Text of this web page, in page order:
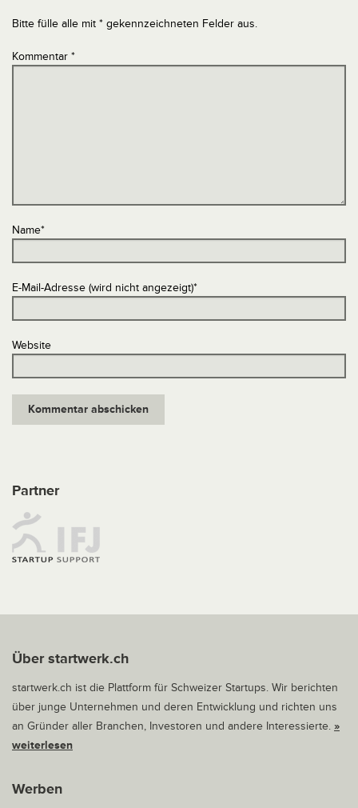
Bitte fülle alle mit * gekennzeichneten Felder aus.
Kommentar *
Name*
E-Mail-Adresse (wird nicht angezeigt)*
Website
Partner
Über startwerk.ch
startwerk.ch ist die Plattform für Schweizer Startups. Wir berichten
über junge Unternehmen und deren Entwicklung und richten uns
an Gründer aller Branchen, Investoren und andere Interessierte. »
weiterlesen
Werben